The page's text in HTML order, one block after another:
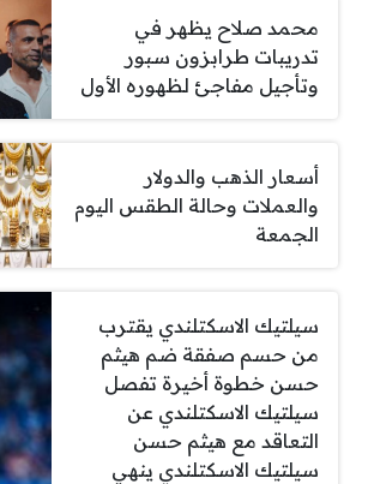
محمد صلاح يظهر في
تدريبات طرابزون سبور
وتأجيل مفاجئ لظهوره الأول
أسعار الذهب والدولار
والعملات وحالة الطقس اليوم
الجمعة
سيلتيك الاسكتلندي يقترب
من حسم صفقة ضم هيثم
حسن خطوة أخيرة تفصل
سيلتيك الاسكتلندي عن
التعاقد مع هيثم حسن
سيلتيك الاسكتلندي ينهي